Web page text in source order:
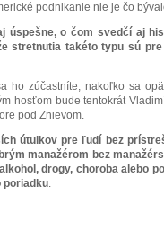
podnikanie nie je čo
úspešne, o čom svedčí aj
stretnutia takéto typu sú
ho zúčastníte, nakoľko sa
hosťom bude tentokrát
pod Znievom.
útulkov pre ľudí bez
manažérom bez
drogy, choroba alebo
poriadku.